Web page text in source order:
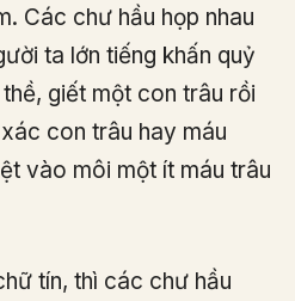
Các chư hầu họp nhau
ta lớn tiếng khấn quỷ
giết một con trâu rồi
con trâu hay máu
vào môi một ít máu trâu
tín, thì các chư hầu